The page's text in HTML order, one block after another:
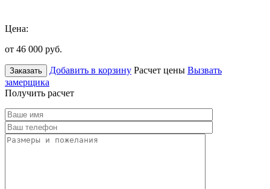
Цена:
от 46 000 руб.
Заказать Добавить в корзину Расчет цены Вызвать
замерщика
Получить расчет